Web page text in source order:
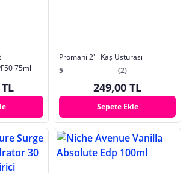
75ml
Promani 2'li Kaş Usturası
5
(2)
249,00 TL
Sepete Ekle